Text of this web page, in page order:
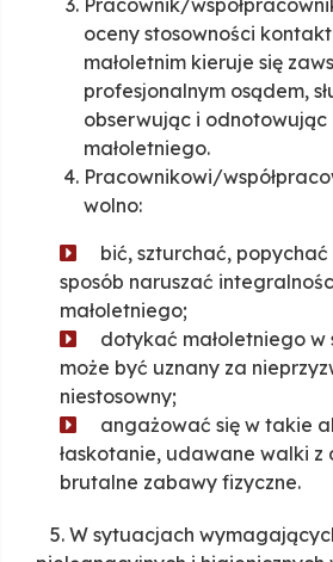
Pracownik/
oceny stosowności
małoletnim kieruje się
profesjonalnym osądem,
obserwując i odnotowując
małoletniego.
Pracownikowi/
wolno:
bić, szturchać,
sposób naruszać
małoletniego;
dotykać małoletniego w
może być uznany za
niestosowny;
angażować się w takie
łaskotanie, udawane walki z
brutalne zabawy fizyczne.
5. W sytuacjach